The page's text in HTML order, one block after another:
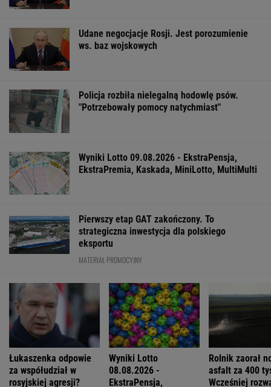
Udane negocjacje Rosji. Jest porozumienie
ws. baz wojskowych
Policja rozbiła nielegalną hodowlę psów.
"Potrzebowały pomocy natychmiast"
Wyniki Lotto 09.08.2026 - EkstraPensja,
EkstraPremia, Kaskada, MiniLotto, MultiMulti
Pierwszy etap GAT zakończony. To
strategiczna inwestycja dla polskiego
eksportu
MATERIAŁ PROMOCYJNY
Łukaszenka odpowie
za współudział w
rosyjskiej agresji?
Wyniki Lotto
08.08.2026 -
EkstraPensja,
Rolnik zaorał
asfalt za 400
Wcześniej